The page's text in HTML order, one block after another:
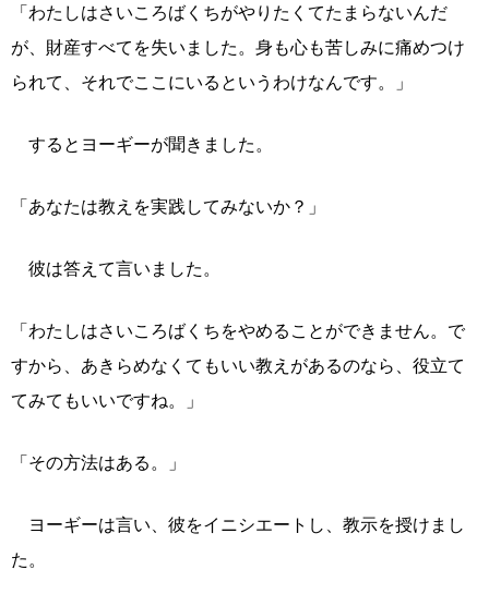
「わたしはさいころばくちがやりたくてたまらないんだ
が、財産すべてを失いました。身も心も苦しみに痛めつけ
られて、それでここにいるというわけなんです。」
するとヨーギーが聞きました。
「あなたは教えを実践してみないか？」
彼は答えて言いました。
「わたしはさいころばくちをやめることができません。で
すから、あきらめなくてもいい教えがあるのなら、役立て
てみてもいいですね。」
「その方法はある。」
ヨーギーは言い、彼をイニシエートし、教示を授けまし
た。